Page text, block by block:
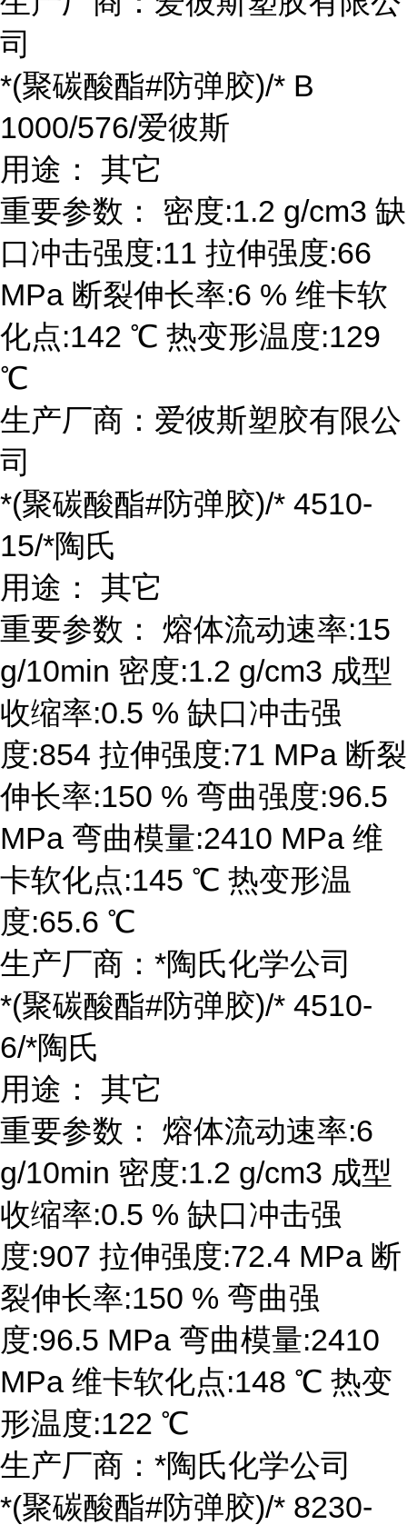
司
*(聚碳酸酯#防弹胶)/* B
1000/576/爱彼斯
用途： 其它
重要参数： 密度:1.2 g/cm3 缺
口冲击强度:11 拉伸强度:66
MPa 断裂伸长率:6 % 维卡软
化点:142 ℃ 热变形温度:129
℃
生产厂商：爱彼斯塑胶有限公
司
*(聚碳酸酯#防弹胶)/* 4510-
15/*陶氏
用途： 其它
重要参数： 熔体流动速率:15
g/10min 密度:1.2 g/cm3 成型
收缩率:0.5 % 缺口冲击强
度:854 拉伸强度:71 MPa 断裂
伸长率:150 % 弯曲强度:96.5
MPa 弯曲模量:2410 MPa 维
卡软化点:145 ℃ 热变形温
度:65.6 ℃
生产厂商：*陶氏化学公司
*(聚碳酸酯#防弹胶)/* 4510-
6/*陶氏
用途： 其它
重要参数： 熔体流动速率:6
g/10min 密度:1.2 g/cm3 成型
收缩率:0.5 % 缺口冲击强
度:907 拉伸强度:72.4 MPa 断
裂伸长率:150 % 弯曲强
度:96.5 MPa 弯曲模量:2410
MPa 维卡软化点:148 ℃ 热变
形温度:122 ℃
生产厂商：*陶氏化学公司
*(聚碳酸酯#防弹胶)/* 8230-